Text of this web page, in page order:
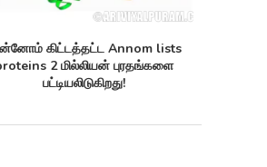
Annom lists
புரதங்களை
ஒரு தொலைத்தொடர்பு
arctic sea ice